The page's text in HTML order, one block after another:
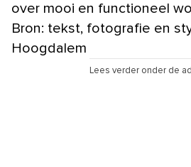
over mooi en functioneel
Bron: tekst, fotografie en
Hoogdalem
Lees verder onder de